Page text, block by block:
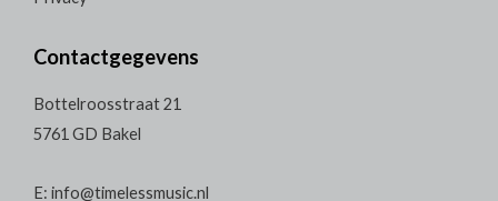
Contactgegevens
Bottelroosstraat 21
5761 GD Bakel
E: info@timelessmusic.nl